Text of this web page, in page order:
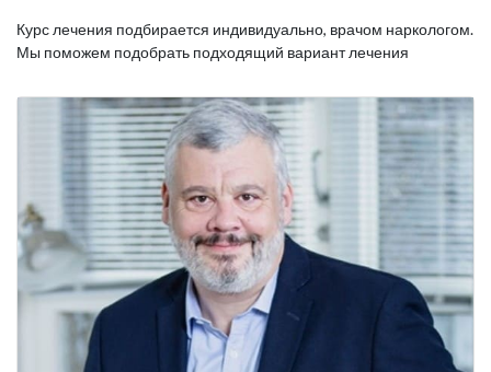
Курс лечения подбирается индивидуально, врачом наркологом.
Мы поможем подобрать подходящий вариант лечения